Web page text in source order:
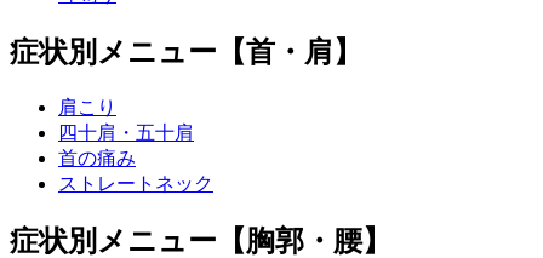
症状別メニュー【首・肩】
肩こり
四十肩・五十肩
首の痛み
ストレートネック
症状別メニュー【胸郭・腰】